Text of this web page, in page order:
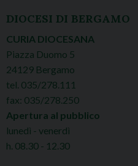
DIOCESI DI BERGAMO
CURIA DIOCESANA
Piazza Duomo 5
24129 Bergamo
tel. 035/278.111
fax: 035/278.250
Apertura al pubblico
lunedì - venerdì
h. 08.30 - 12.30